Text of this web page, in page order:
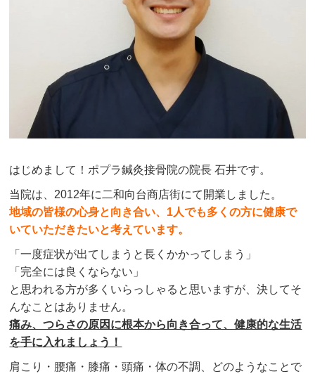
はじめまして！ポプラ鍼灸接骨院の院長 石井です。
当院は、2012年に二和向台商店街にて開業しました。
地域の皆様の心身と向き合い、1人でも多くの方に健康で
いていただきたいと考えています。
「一度症状が出てしまうと長くかかってしまう」
「完全には良くならない」
と思われる方が多くいらっしゃると思いますが、決してそ
んなことはありません。
痛み、つらさの原因に根本から向き合って、健康的な生活
を手に入れましょう！
肩こり・腰痛・膝痛・頭痛・体の不調、どのようなことで